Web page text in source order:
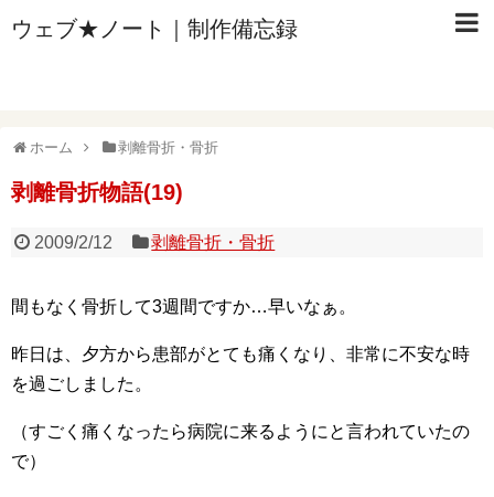
ウェブ★ノート｜制作備忘録
ホーム 剥離骨折・骨折
剥離骨折物語(19)
2009/2/12 剥離骨折・骨折
間もなく骨折して3週間ですか…早いなぁ。
昨日は、夕方から患部がとても痛くなり、非常に不安な時
を過ごしました。
（すごく痛くなったら病院に来るようにと言われていたの
で）